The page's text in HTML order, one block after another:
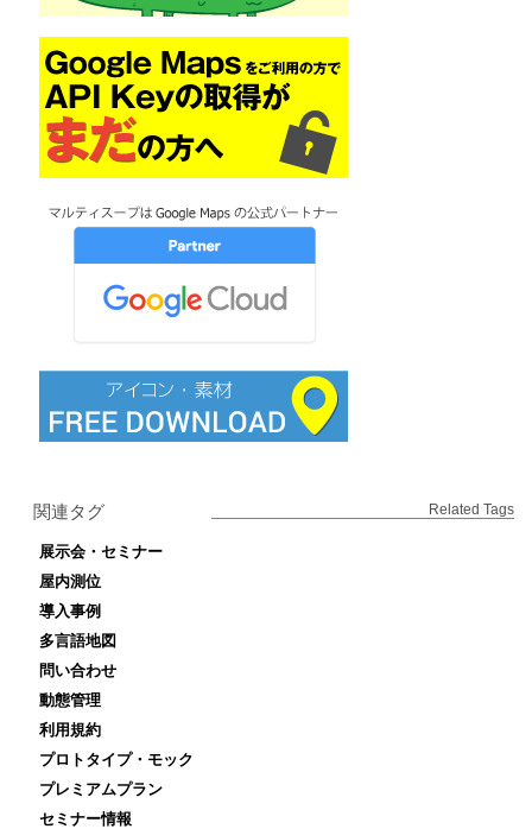
関連タグ Related Tags
展示会・セミナー
屋内測位
導入事例
多言語地図
問い合わせ
動態管理
利用規約
プロトタイプ・モック
プレミアムプラン
セミナー情報